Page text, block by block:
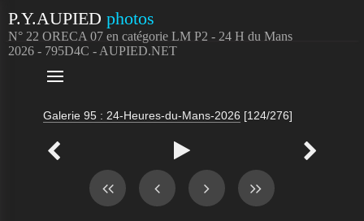
P.Y.AUPIED photos
N° 22 ORECA 07 en catégorie LM P2 - 24 H du Mans
2026 - 795D4C - AUPIED.NET

Galerie 95 : 24-Heures-du-Mans-2026 [124/276]
  